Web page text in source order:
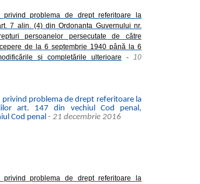
privind problema de drept referitoare la
7 alin. (4) din Ordonanța Guvernului nr.
persoanelor persecutate de către
de la 6 septembrie 1940 până la 6
și completările ulterioare -10
privind problema de drept referitoare la
art. 147 din vechiul Cod penal,
Cod penal- 21 decembrie 2016
privind problema de drept referitoare la